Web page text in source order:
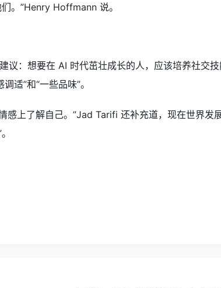
。”Henry Hoffmann 说。
议：想要在 AI 时代茁壮成长的人，应该培养社
适”和“一些品味”。
感上了解自己。”Jad Tarifi 还补充道，现在世界发